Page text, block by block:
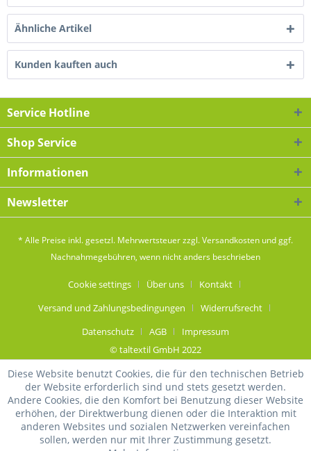
Ähnliche Artikel
Kunden kauften auch
Service Hotline
Shop Service
Informationen
Newsletter
* Alle Preise inkl. gesetzl. Mehrwertsteuer zzgl.Versandkosten und ggf.
Nachnahmegebühren, wenn nicht anders beschrieben
Cookie settings Über uns
Kontakt
Versand und Zahlungsbedingungen
Widerrufsrecht
Datenschutz
AGB
Impressum
© taltextil GmbH 2022
Diese Website benutzt Cookies, die für den technischen Betrieb
der Website erforderlich sind und stets gesetzt werden.
Andere Cookies, die den Komfort bei Benutzung dieser Website
erhöhen, der Direktwerbung dienen oder die Interaktion mit
anderen Websites und sozialen Netzwerken vereinfachen
sollen, werden nur mit Ihrer Zustimmung gesetzt.